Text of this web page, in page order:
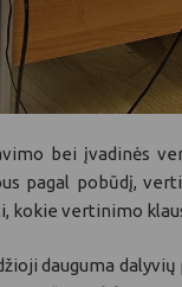
bei įvadinės
pagal pobūdį,
kokie vertinimo
dauguma